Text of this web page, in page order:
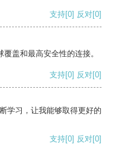
支持[0] 反对[0]
盖和最高安全性的连接。
支持[0] 反对[0]
学习，让我能够取得更好的
支持[0] 反对[0]